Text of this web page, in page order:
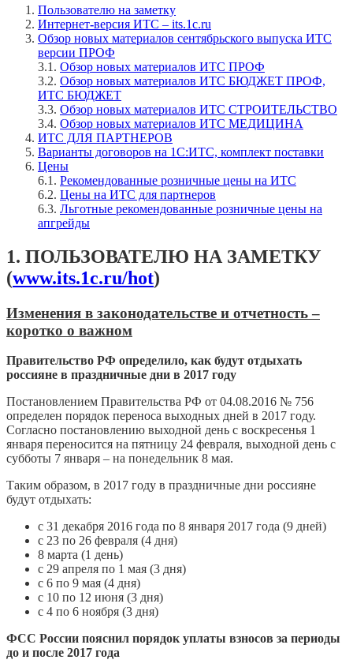
Пользователю на заметку
Интернет-версия ИТС – its.1c.ru
Обзор новых материалов сентябрьского выпуска ИТС
версии ПРОФ
3.1. Обзор новых материалов ИТС ПРОФ
3.2. Обзор новых материалов ИТС БЮДЖЕТ ПРОФ,
ИТС БЮДЖЕТ
3.3. Обзор новых материалов ИТС СТРОИТЕЛЬСТВО
3.4. Обзор новых материалов ИТС МЕДИЦИНА
ИТС ДЛЯ ПАРТНЕРОВ
Варианты договоров на 1С:ИТС, комплект поставки
Цены
6.1. Рекомендованные розничные цены на ИТС
6.2. Цены на ИТС для партнеров
6.3. Льготные рекомендованные розничные цены на
апгрейды
1. ПОЛЬЗОВАТЕЛЮ НА ЗАМЕТКУ
(www.its.1c.ru/hot)
Изменения в законодательстве и отчетность –
коротко о важном
Правительство РФ определило, как будут отдыхать
россияне в праздничные дни в 2017 году
Постановлением Правительства РФ от 04.08.2016 № 756
определен порядок переноса выходных дней в 2017 году.
Согласно постановлению выходной день с воскресенья 1
января переносится на пятницу 24 февраля, выходной день с
субботы 7 января – на понедельник 8 мая.
Таким образом, в 2017 году в праздничные дни россияне
будут отдыхать:
с 31 декабря 2016 года по 8 января 2017 года (9 дней)
с 23 по 26 февраля (4 дня)
8 марта (1 день)
с 29 апреля по 1 мая (3 дня)
с 6 по 9 мая (4 дня)
с 10 по 12 июня (3 дня)
с 4 по 6 ноября (3 дня)
ФСС России пояснил порядок уплаты взносов за периоды
до и после 2017 года